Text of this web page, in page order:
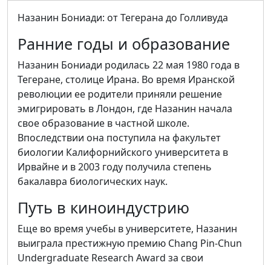
Назанин Бониади: от Тегерана до Голливуда
Ранние годы и образование
Назанин Бониади родилась 22 мая 1980 года в
Тегеране, столице Ирана. Во время Иранской
революции ее родители приняли решение
эмигрировать в Лондон, где Назанин начала
свое образование в частной школе.
Впоследствии она поступила на факультет
биологии Калифорнийского университета в
Ирвайне и в 2003 году получила степень
бакалавра биологических наук.
Путь в киноиндустрию
Еще во время учебы в университете, Назанин
выиграла престижную премию Chang Pin-Chun
Undergraduate Research Award за свои